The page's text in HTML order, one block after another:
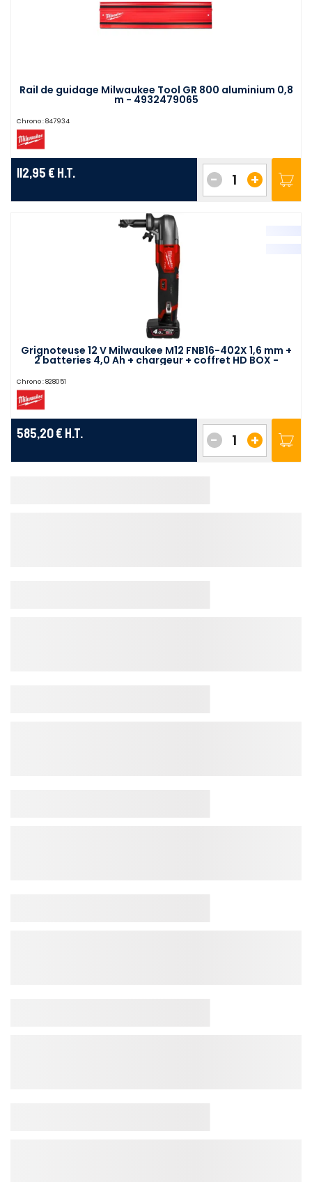
Rail de guidage Milwaukee Tool GR 800 aluminium 0,8
m - 4932479065
Chrono : 847934
112,95 € H.T. +
-
Grignoteuse 12 V Milwaukee M12 FNB16-402X 1,6 mm +
2 batteries 4,0 Ah + chargeur + coffret HD BOX -
Chrono : 828051
585,20 € H.T. +
-